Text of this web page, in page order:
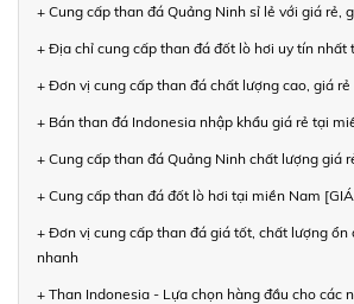
+ Cung cấp than đá Quảng Ninh sỉ lẻ với giá rẻ,
+ Địa chỉ cung cấp than đá đốt lò hơi uy tín nhất
+ Đơn vị cung cấp than đá chất lượng cao, giá rẻ
+ Bán than đá Indonesia nhập khẩu giá rẻ tại
+ Cung cấp than đá Quảng Ninh chất lượng giá
+ Cung cấp than đá đốt lò hơi tại miền Nam [GIÁ
+ Đơn vị cung cấp than đá giá tốt, chất lượng ổn
nhanh
+ Than Indonesia - Lựa chọn hàng đầu cho các